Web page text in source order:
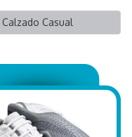
Calzado Casual